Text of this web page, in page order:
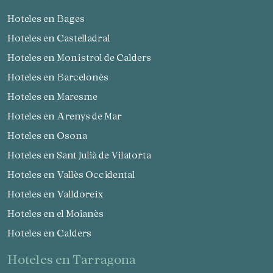
Hoteles en Bages
Hoteles en Castelladral
Hoteles en Monistrol de Calders
Hoteles en Barcelonès
Hoteles en Maresme
Hoteles en Arenys de Mar
Hoteles en Osona
Hoteles en Sant Julià de Vilatorta
Hoteles en Vallès Occidental
Hoteles en Valldoreix
Hoteles en el Moianès
Hoteles en Calders
hoteles en Tarragona